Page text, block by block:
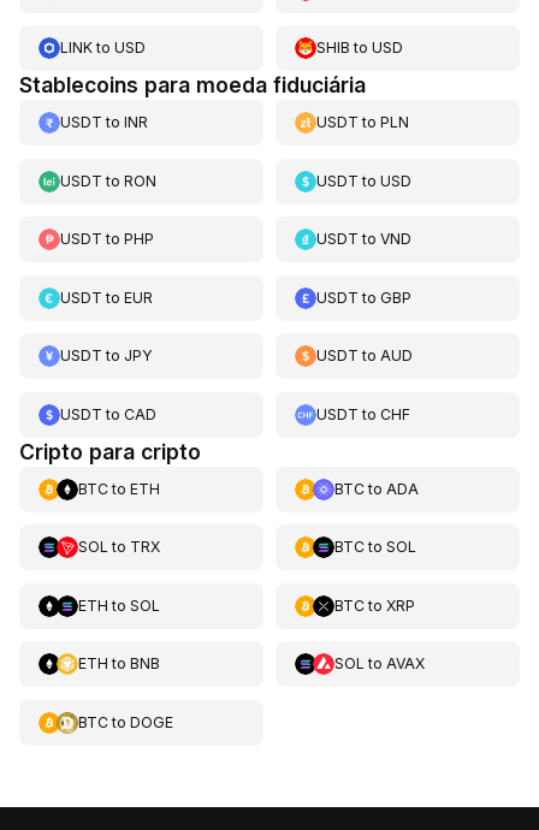
LINKto USD SHIB toUSD
Stablecoins para moeda fiduciária
USDT to INR USDT toPLN
USDT to RON USDT toUSD
USDT to PHP USDT toVND
USDT to EUR USDT toGBP
USDT to JPY USDT toAUD
USDT to CAD USDT toCHF
Cripto para cripto
BTCto ETH BTCto ADA
SOL to TRX BTCto SOL
ETH to SOL BTCto XRP
ETH to BNB SOL to AVAX
BTCto DOGE